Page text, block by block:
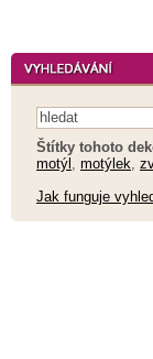
Štítky tohoto
motýl motýlek
Jak funguje